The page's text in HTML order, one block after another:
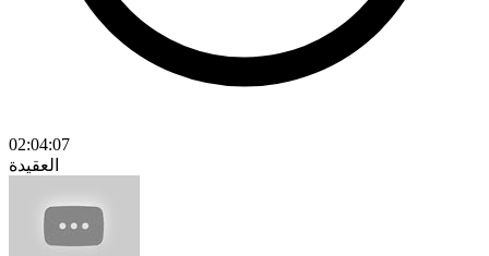
02:04:07
العقيدة